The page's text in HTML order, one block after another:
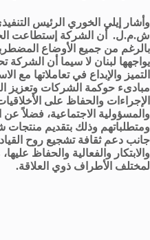
وأشار إيلي الخوري الرئيس
ش.م.ل. أن الشركة إستطاعت
بالرغم من جميع الأوضاع
يواجهها لبنان لا سيما أن
التميز والإبداع في تعاملاتها مع
مبادىء حوكمة الشركات وتعزيز
الإجراءات والحفاظ على
والمسؤولية الاجتماعية، فضلاً عن
ومتطلباتهم وذلك بتقديم منتجات
جانب دعم ثقافة تشجيع روح
والابتكار والفعالية والحفاظ
لمختلف الأطراف ذوي العلاقة.